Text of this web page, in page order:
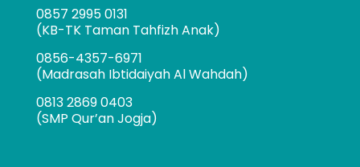
0857 2995 0131
(KB-TK Taman Tahfizh Anak)
0856-4357-6971
(Madrasah Ibtidaiyah Al Wahdah)
0813 2869 0403
(SMP Qur’an Jogja)